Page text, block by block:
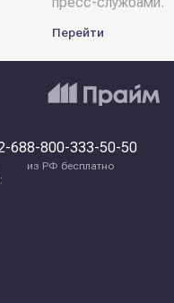
Перейти
688-800-333-50-50
из РФ бесплатно